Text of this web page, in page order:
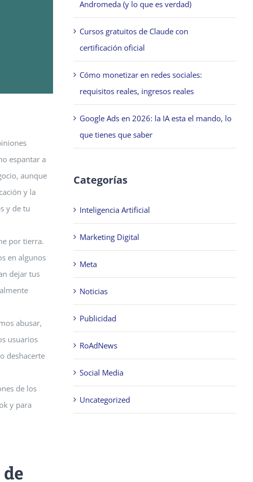
espantar a
aunque
y la
y de tu
por tierra.
en algunos
dejar tus
abusar,
usuarios
deshacerte
de los
y para
Andromeda (y lo que es verdad)
Cursos gratuitos de Claude con
certificación oficial
Cómo monetizar en redes sociales:
requisitos reales, ingresos reales
Google Ads en 2026: la IA esta el mando, lo
que tienes que saber
Categorías
Inteligencia Artificial
Marketing Digital
Meta
Noticias
Publicidad
RoAdNews
Social Media
Uncategorized